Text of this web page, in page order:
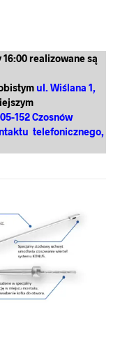
realizowane są
ul. Wiślana 1,
152 Czosnów
telefonicznego,